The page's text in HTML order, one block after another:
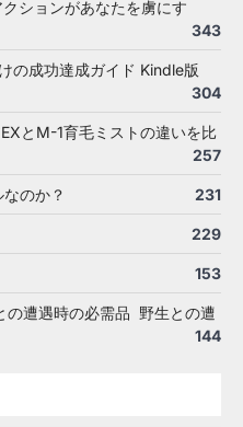
ションがあなたを虜にす
343
の成功達成ガイド Kindle版
304
とM-1育毛ミストの違いを比
257
のか？ 231
229
153
遭遇時の必需品 野生との遭
144